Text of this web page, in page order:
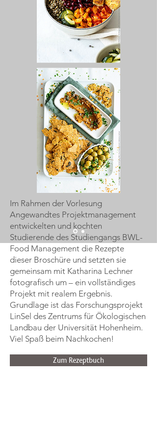
Im Rahmen der Vorlesung
Angewandtes Projektmanagement
entwickelten und kochten
Studierende des Studiengangs BWL-
Food Management die Rezepte
dieser Broschüre und setzten sie
gemeinsam mit Katharina Lechner
fotografisch um – ein vollständiges
Projekt mit realem Ergebnis.
Grundlage ist das Forschungsprojekt
LinSel des Zentrums für Ökologischen
Landbau der Universität Hohenheim.
Viel Spaß beim Nachkochen!
Zum Rezeptbuch